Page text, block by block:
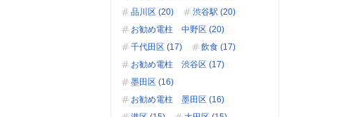
品川区 (20)
渋谷駅 (20)
お勧め電柱 中野区 (20)
千代田区 (17)
飲食 (17)
お勧め電柱 渋谷区 (17)
墨田区 (16)
お勧め電柱 墨田区 (16)